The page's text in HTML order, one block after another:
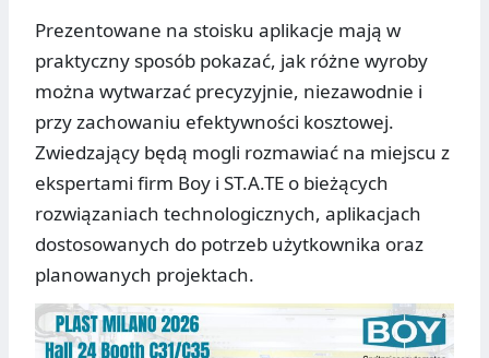
Prezentowane na stoisku aplikacje mają w
praktyczny sposób pokazać, jak różne wyroby
można wytwarzać precyzyjnie, niezawodnie i
przy zachowaniu efektywności kosztowej.
Zwiedzający będą mogli rozmawiać na miejscu z
ekspertami firm Boy i ST.A.TE o bieżących
rozwiązaniach technologicznych, aplikacjach
dostosowanych do potrzeb użytkownika oraz
planowanych projektach.